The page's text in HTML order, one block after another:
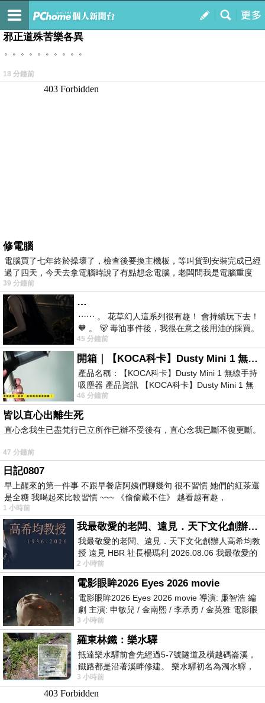
我的
最新文章
邪正道殊苦樂各異
。。。。。。。。。。
18 分鐘前
修電腦
電腦買了七年終於操壞了，檢查後要換主機板，等叫貨到安裝完成已經
過了四天，今天去拿電腦時說了有點想念電腦，老闆問我是電腦重度
39 分鐘前
…
⋯⋯ 。 花草幻人這系列很有趣！ 會持續玩下去！
🧡 。 🐻 毒油事件後，我很在意之後用油的採買。
前天購買了我之前就很愛
45 分鐘前
開箱｜【KOCA科卡】Dusty Mini 1 無線手持吸塵器
產品名稱：【KOCA科卡】Dusty Mini 1 無線手持
吸塵器 產品資訊 【KOCA科卡】Dusty Mini 1 無
線手持吸塵器評語： 能吸、能吹兼具兩
46 分鐘前
皆以直心出離生死
直心念我生已盡梵行已立所作已辦不受後有，直心念我已斷不復更斷。
47 分鐘前
日記0807
早上醒來的第一件事 不跟早餐店阿姨們聊幾句 很不習慣 她們的紅茶還
是全糖 我喝起來比較習慣 ~~~ 《偷偷藏不住》 越看越有趣，
1 小時前
我最敬愛的老闆、遠見．天下文化創辦人高希均教授
我最敬愛的老闆、遠見．天下文化創辦人高希均教
授 遠見 HBR 社長楊瑪利 2026.08.06 我最敬愛的
老闆、遠見．天下文化創辦人高希均教
2 小時前
電影眼眸2026 Eyes 2026 movie
電影眼眸2026 Eyes 2026 movie 導演: 廉智浩 編
劇 主演: 申敏兒 / 金南熙 / 李承勇 / 金英雅 電影眼
眸2026描述攝影師徐珍因遺
3 小時前
羅東林鐵：樂水驛
抵達樂水驛前會先經過5-7號隧道及橫越碼崙溪，
鐵路都是沿著溪畔修建。 樂水驛初名為濁水驛，
但因與臺鐵集集線車站同名，於1953
3 小時前